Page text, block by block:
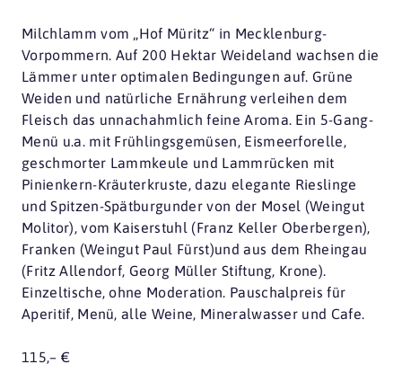
Milchlamm vom „Hof Müritz“ in Mecklenburg-
Vorpommern. Auf 200 Hektar Weideland wachsen die
Lämmer unter optimalen Bedingungen auf. Grüne
Weiden und natürliche Ernährung verleihen dem
Fleisch das unnachahmlich feine Aroma. Ein 5-Gang-
Menü u.a. mit Frühlingsgemüsen, Eismeerforelle,
geschmorter Lammkeule und Lammrücken mit
Pinienkern-Kräuterkruste, dazu elegante Rieslinge
und Spitzen-Spätburgunder von der Mosel (Weingut
Molitor), vom Kaiserstuhl (Franz Keller Oberbergen),
Franken (Weingut Paul Fürst)und aus dem Rheingau
(Fritz Allendorf, Georg Müller Stiftung, Krone).
Einzeltische, ohne Moderation. Pauschalpreis für
Aperitif, Menü, alle Weine, Mineralwasser und Cafe.
115,– €